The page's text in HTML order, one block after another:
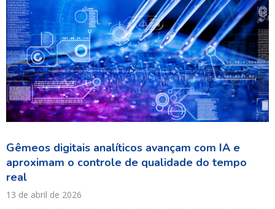
Gêmeos digitais analíticos avançam com IA e
aproximam o controle de qualidade do tempo
real
13 de abril de 2026